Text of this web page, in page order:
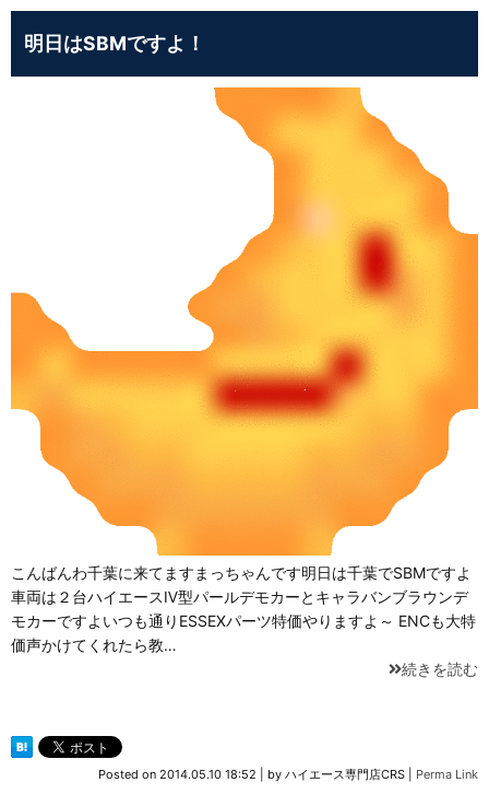
明日はSBMですよ！
こんばんわ千葉に来てますまっちゃんです明日は千葉でSBMですよ
車両は２台ハイエースⅣ型パールデモカーとキャラバンブラウンデ
モカーですよいつも通りESSEXパーツ特価やりますよ～ ENCも大特
価声かけてくれたら教…
続きを読む
Posted on 2014.05.10 18:52 by ハイエース専門店CRS Perma Link